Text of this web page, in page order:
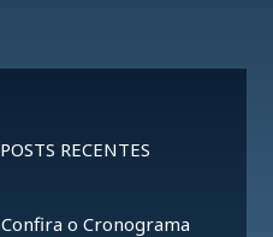
POSTS RECENTES
Confira o Cronograma